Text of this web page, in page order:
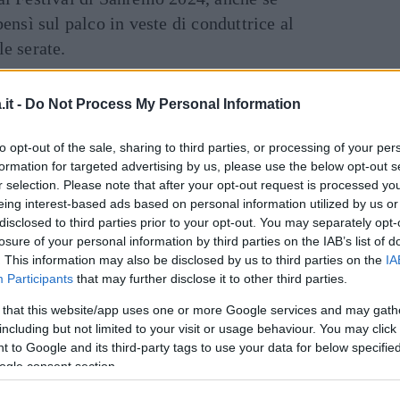
- Do Not Process My Personal Information
opt-out of the sale, sharing to third parties, or processing of your
for targeted advertising by us, please use the below opt-out
selection. Please note that after your opt-out request is processed
interest-based ads based on personal information utilized by us
to third parties prior to your opt-out. You may separately
of your personal information by third parties on the IAB’s list of
This information may also be disclosed by us to third parties on the
Participants that may further disclose it to other third parties.
that this website/app uses one or more Google services and may
but not limited to your visit or usage behaviour. You may
to Google and its third-party tags to use your data for below
consent section.
sul palco in veste di conduttrice al
serate.
alla comunità LGBTQ+
"La diversità è ricchezza"
all’anagrafe di Arisa, non ha esitato a
di come abbia iniziato a stare meglio
timore dei giudizi di chi la segue sui
sempre avuto in passato.
colore tipico di questo periodo dopo